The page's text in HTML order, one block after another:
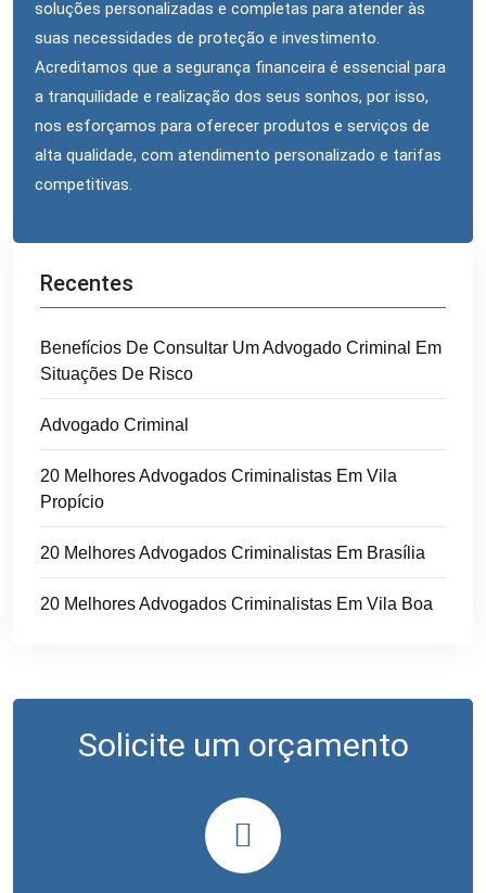
soluções personalizadas e completas para atender às
suas necessidades de proteção e investimento.
Acreditamos que a segurança financeira é essencial para
a tranquilidade e realização dos seus sonhos, por isso,
nos esforçamos para oferecer produtos e serviços de
alta qualidade, com atendimento personalizado e tarifas
competitivas.
Recentes
Benefícios De Consultar Um Advogado Criminal Em
Situações De Risco
Advogado Criminal
20 Melhores Advogados Criminalistas Em Vila
Propício
20 Melhores Advogados Criminalistas Em Brasília
20 Melhores Advogados Criminalistas Em Vila Boa
Solicite um orçamento